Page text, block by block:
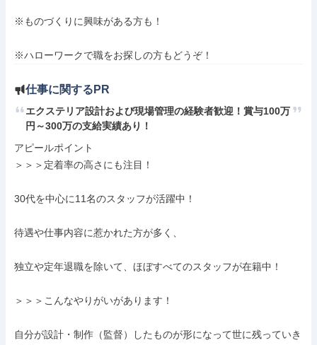
※ものづくりに興味がある方も！
※ハローワークで職をお探しの方もどうぞ！
仕事に関するPR
エクステリア設計および現場管理の経験者歓迎！賞与100万
円～300万の支給実績あり！
アピールポイント
＞＞＞定着率の高さにも注目！
30代を中心に11名のスタッフが活躍中！
待遇や仕事内容に惹かれた方が多く、
独立や定年退職を除いて、ほぼすべてのスタッフが在籍中！
＞＞＞こんなやりがいがあります！
自分が設計・制作（監督）したものが形になって世に残っていき